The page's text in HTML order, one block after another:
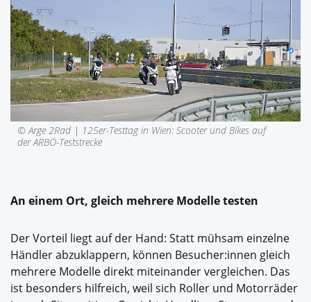
© Arge 2Rad | 125er-Testtag in Wien: Scooter und Bikes auf
der ARBÖ-Teststrecke
An einem Ort, gleich mehrere Modelle testen
Der Vorteil liegt auf der Hand: Statt mühsam einzelne
Händler abzuklappern, können Besucher:innen gleich
mehrere Modelle direkt miteinander vergleichen. Das
ist besonders hilfreich, weil sich Roller und Motorräder